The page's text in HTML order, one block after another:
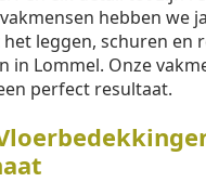
hebben we
leggen, schuren en
in Lommel. Onze
perfect resultaat.